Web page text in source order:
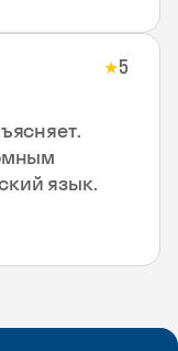
★5
язык.